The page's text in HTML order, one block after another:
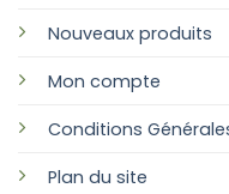
Nouveaux produits
Mon compte
Conditions
Plan du site